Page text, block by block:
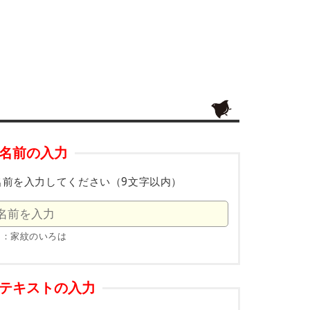
前の入力
を入力してください（9文字以内）
家紋のいろは
キストの入力